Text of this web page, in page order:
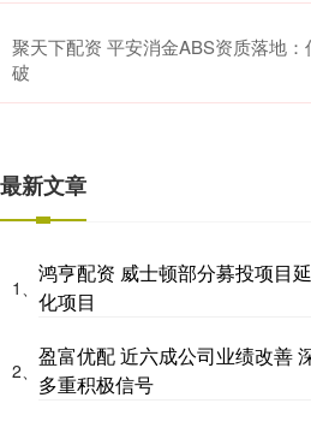
聚天下配资 平安消金ABS资质落地
破
最新文章
1、
鸿亨配资 威士顿部分募投项目
化项目
2、
盈富优配 近六成公司业绩改善
多重积极信号